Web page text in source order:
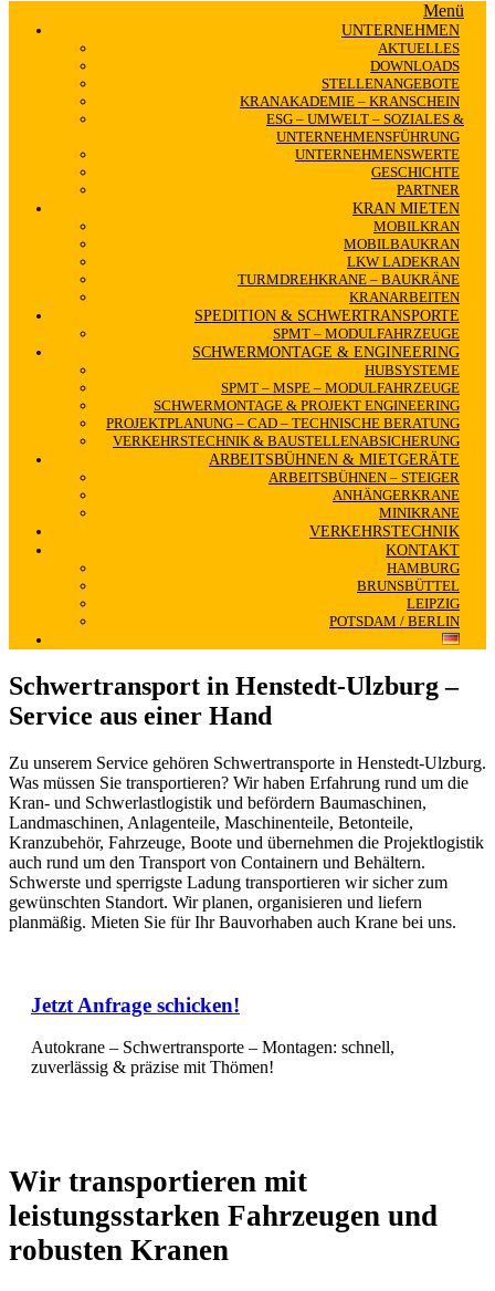
Menü
UNTERNEHMEN
AKTUELLES
DOWNLOADS
STELLENANGEBOTE
KRANAKADEMIE – KRANSCHEIN
ESG – UMWELT – SOZIALES &
UNTERNEHMENSFÜHRUNG
UNTERNEHMENSWERTE
GESCHICHTE
PARTNER
KRAN MIETEN
MOBILKRAN
MOBILBAUKRAN
LKW LADEKRAN
TURMDREHKRANE – BAUKRÄNE
KRANARBEITEN
SPEDITION & SCHWERTRANSPORTE
SPMT – MODULFAHRZEUGE
SCHWERMONTAGE & ENGINEERING
HUBSYSTEME
SPMT – MSPE – MODULFAHRZEUGE
SCHWERMONTAGE & PROJEKT ENGINEERING
PROJEKTPLANUNG – CAD – TECHNISCHE BERATUNG
VERKEHRSTECHNIK & BAUSTELLENABSICHERUNG
ARBEITSBÜHNEN & MIETGERÄTE
ARBEITSBÜHNEN – STEIGER
ANHÄNGERKRANE
MINIKRANE
VERKEHRSTECHNIK
KONTAKT
HAMBURG
BRUNSBÜTTEL
LEIPZIG
POTSDAM / BERLIN
Schwertransport in Henstedt-Ulzburg –
Service aus einer Hand
Zu unserem Service gehören Schwertransporte in Henstedt-Ulzburg.
Was müssen Sie transportieren? Wir haben Erfahrung rund um die
Kran- und Schwerlastlogistik und befördern Baumaschinen,
Landmaschinen, Anlagenteile, Maschinenteile, Betonteile,
Kranzubehör, Fahrzeuge, Boote und übernehmen die Projektlogistik
auch rund um den Transport von Containern und Behältern.
Schwerste und sperrigste Ladung transportieren wir sicher zum
gewünschten Standort. Wir planen, organisieren und liefern
planmäßig. Mieten Sie für Ihr Bauvorhaben auch Krane bei uns.
Jetzt Anfrage schicken!
Autokrane – Schwertransporte – Montagen: schnell,
zuverlässig & präzise mit Thömen!
Wir transportieren mit
leistungsstarken Fahrzeugen und
robusten Kranen